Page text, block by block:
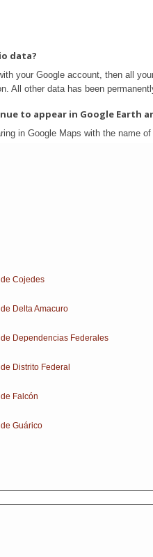
de Cojedes
de Delta Amacuro
de Dependencias Federales
Distrito Federal
Falcón
de Guárico